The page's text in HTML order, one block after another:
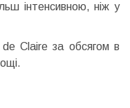
інтенсивною, ніж у
de Claire за обсягом в